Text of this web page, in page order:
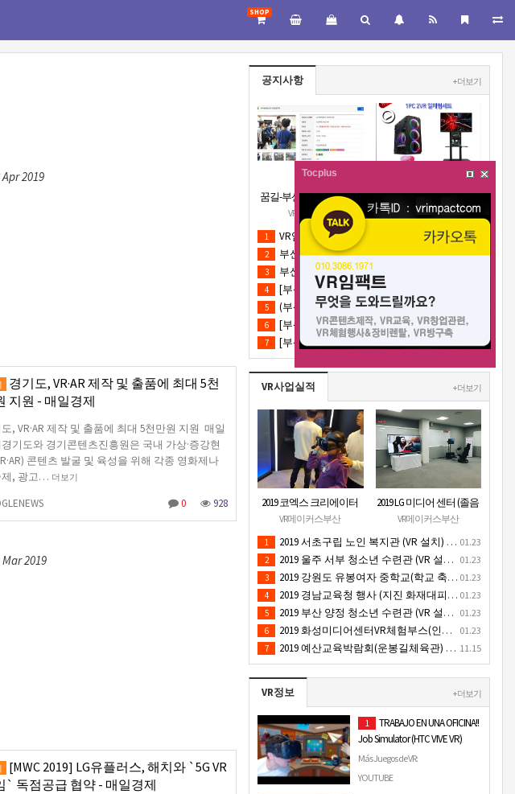
SHOP
2019
경기도, VR·AR 제작 및 출품에 최대 5천
지원 - 매일경제
, VR·AR 제작 및 출품에 최대 5천만원 지원 매일
기도와 경기콘텐츠진흥원은 국내 가상·증강현
콘텐츠 발굴 및 육성을 위해 각종 영화제나
제, 광고… 더보기
0 928
2019
[MWC 2019] LG유플러스, 해치와 `5G VR
` 독점공급 협약 - 매일경제
공지사항 + 더보기
꿈길-부산지역 초중고대
상 VR진로직업체험 + VR
안전교육 프로그램 운영
공고
VR메이커스
[VR구축판매/VR렌탈행용
체험부스][신제품](가성
비최고) 1PC 2VR 일체형행
사부스 세트(1부스-2인 따
VR메이커스
04.23
1 VR임팩트 부산지부(VR메이커스 부산) 지역기관 무료VR체험서비스 제공
02.27
2 부산 연제구 인근 교회 청년부 무료VR체험 진행(초청)
3 부산 벡스코 직업교육박람회 동명공업고등학교 VR체험존
4 [부산 BEXCO] - 특성화고&제대군인 일자리박람회 VR체험부스운영(18.10.17)-VR행사
5 (부산역)2018 지진안전주간 > VR지진체험-기상청
02.27
6 [부산 벡스코] AfDB 연차총회 회의 아프리카의 날 - VR부스설치
7 [부산경남권VR체험행사진행] 밀양 아리랑대축제 2018
VR사업실적 + 더보기
2019 코엑스 크리에이터
페스티벌 VR체험 부스 (인
기 VR 체험) - VR렌탈대여
행사
VR메이커스부산
2019 LG 미디어 센터 (졸음
운전/ 음주운전 체험 행
사) VR 체험 - VR 렌탈대여
행사
VR메이커스부산
01.23
1 2019 서초구립 노인 복지관 (VR 설치) - VR 구축 판매
01.23
2 2019 울주 서부 청소년 수련관 (VR 설치) - VR 구축 판매
01.23
3 2019 강원도 유봉여자 중학교(학교 축제 행사 / 인기 VR 컨텐츠 ) - VR렌탈대여 행사
01.23
4 2019 경남교육청 행사 (지진 화재대피 / VR 체험) _ VR 렌탈대여행사
01.23
5 2019 부산 양정 청소년 수련관 (VR 설치) - VR구축 판매
01.23
6 2019 화성미디어센터VR체험부스(인기4D 시뮬레이터 체험)-VR렌탈대여 행사
11.15
7 2019 예산교육박람회(운봉길체육관) VR체험부스(직업진로체험 / 인기VR체험)-VR렌탈대여행사
VR정보 + 더보기
1
TRABAJO EN UNA OFICINA!!
Job Simulator (HTC VIVE VR)
Más Juegos de VR:
https://www.youtube.com/watch?
YOUTUBE
Tocplus